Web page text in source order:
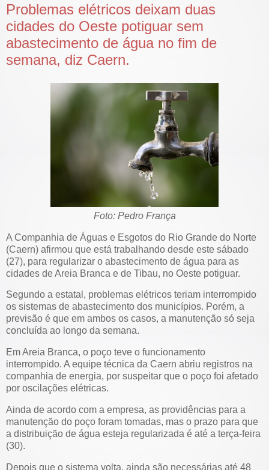
Problemas elétricos deixam duas
cidades do Oeste potiguar sem
abastecimento de água no fim de
semana, diz Caern.
Foto: Pedro França
A Companhia de Águas e Esgotos do Rio Grande do Norte
(Caern) afirmou que está trabalhando desde este sábado
(27), para regularizar o abastecimento de água para as
cidades de Areia Branca e de Tibau, no Oeste potiguar.
Segundo a estatal, problemas elétricos teriam interrompido
os sistemas de abastecimento dos municípios. Porém, a
previsão é que em ambos os casos, a manutenção só seja
concluída ao longo da semana.
Em Areia Branca, o poço teve o funcionamento
interrompido. A equipe técnica da Caern abriu registros na
companhia de energia, por suspeitar que o poço foi afetado
por oscilações elétricas.
Ainda de acordo com a empresa, as providências para a
manutenção do poço foram tomadas, mas o prazo para que
a distribuição de água esteja regularizada é até a terça-feira
(30).
Depois que o sistema volta, ainda são necessárias até 48